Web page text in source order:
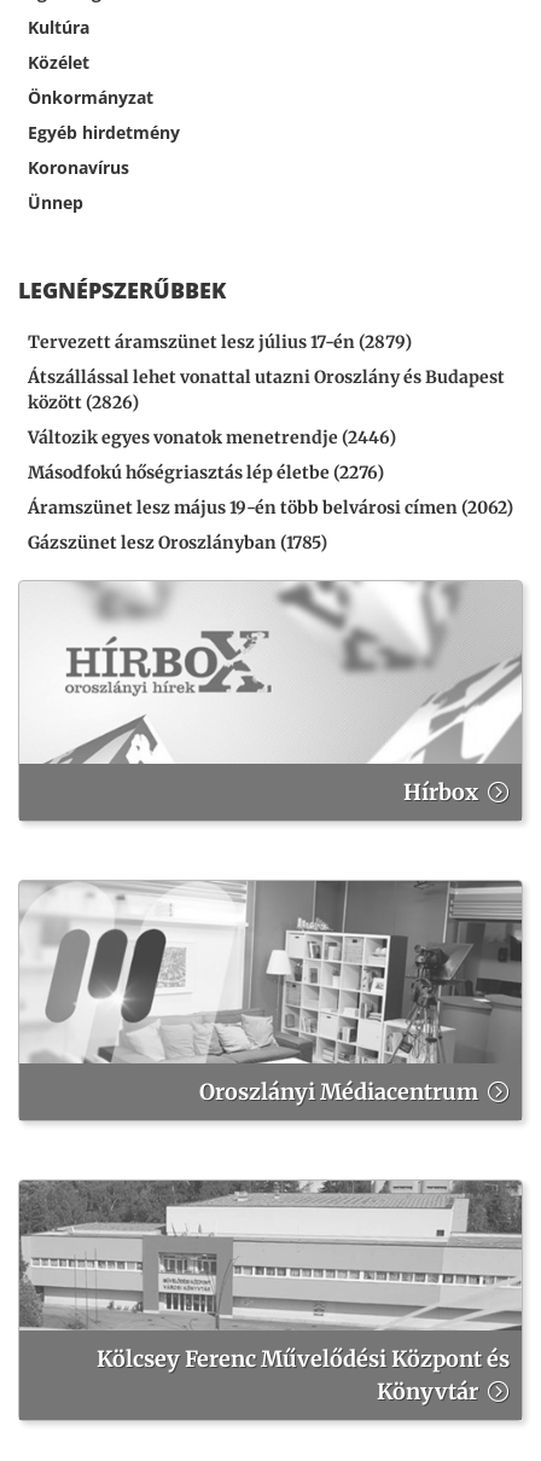
Kultúra
Közélet
Önkormányzat
Egyéb hirdetmény
Koronavírus
Ünnep
LEGNÉPSZERŰBBEK
Tervezett áramszünet lesz július 17-én (2879)
Átszállással lehet vonattal utazni Oroszlány és Budapest
között (2826)
Változik egyes vonatok menetrendje (2446)
Másodfokú hőségriasztás lép életbe (2276)
Áramszünet lesz május 19-én több belvárosi címen (2062)
Gázszünet lesz Oroszlányban (1785)
Hírbox
Oroszlányi Médiacentrum
Kölcsey Ferenc Művelődési Központ és
Könyvtár